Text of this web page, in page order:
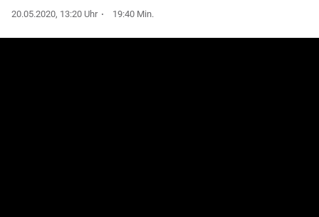
20.05.2020, 13:20 Uhr 19:40 Min.